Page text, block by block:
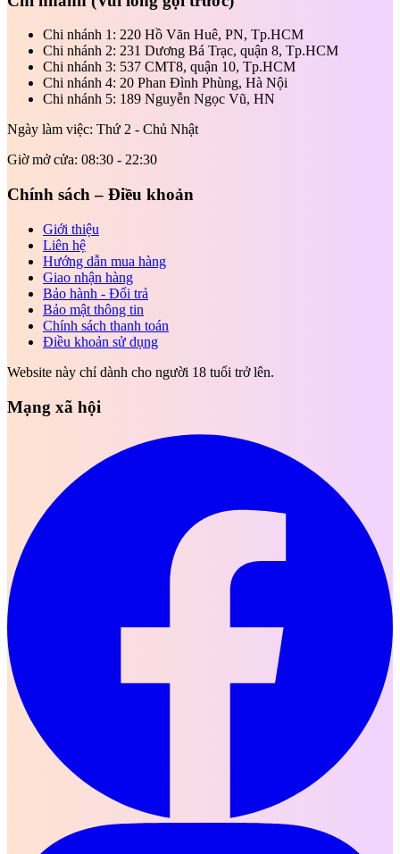
Chi nhánh 1: 220 Hồ Văn Huê, PN, Tp.HCM
Chi nhánh 2: 231 Dương Bá Trạc, quận 8, Tp.HCM
Chi nhánh 3: 537 CMT8, quận 10, Tp.HCM
Chi nhánh 4: 20 Phan Đình Phùng, Hà Nội
Chi nhánh 5: 189 Nguyễn Ngọc Vũ, HN
Ngày làm việc: Thứ 2 - Chủ Nhật
Giờ mở cửa: 08:30 - 22:30
Chính sách – Điều khoản
Giới thiệu
Liên hệ
Hướng dẫn mua hàng
Giao nhận hàng
Bảo hành - Đổi trả
Bảo mật thông tin
Chính sách thanh toán
Điều khoản sử dụng
Website này chỉ dành cho người 18 tuổi trở lên.
Mạng xã hội